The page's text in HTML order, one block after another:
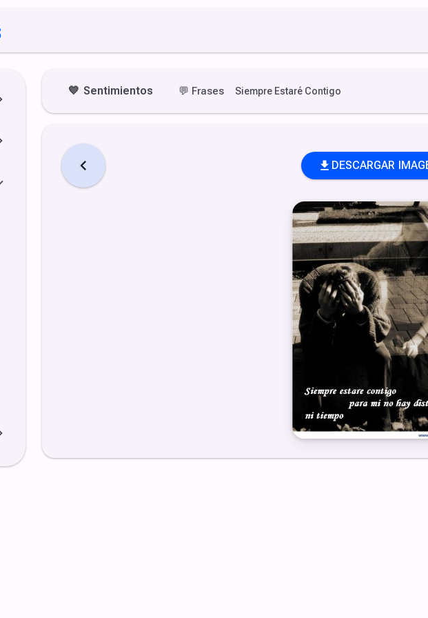
💙 Sentimientos 💬 Frases Siempre Estaré Contigo
DESCARGAR